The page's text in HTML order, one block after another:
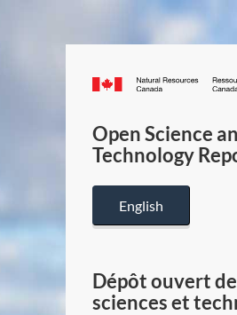
Canada.ca
Open Science
Technology
English
Dépôt ouvert
sciences et